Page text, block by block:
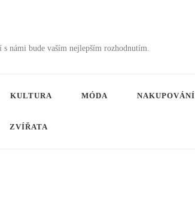
námi bude vaším nejlepším rozhodnutím.
KULTURA MÓDA NAKUPOVÁNÍ
ZVÍŘATA